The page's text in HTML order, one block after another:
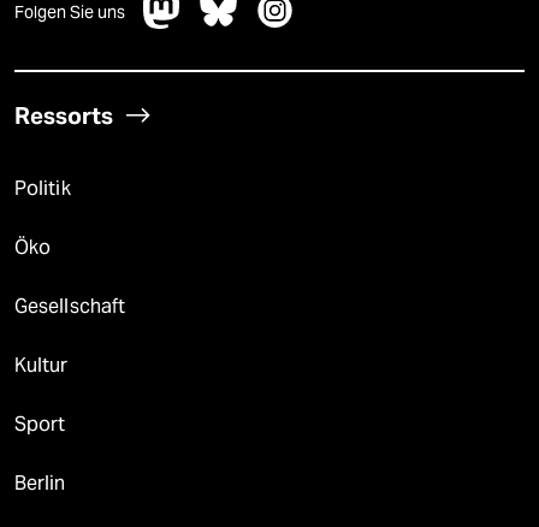
Folgen Sie uns
Ressorts
Politik
Öko
Gesellschaft
Kultur
Sport
Berlin